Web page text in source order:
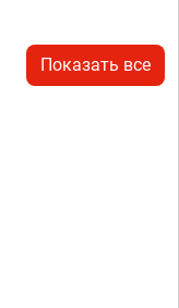
Показать все